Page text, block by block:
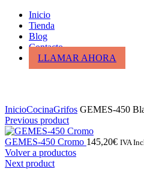
Inicio
Tienda
Blog
Contacto
LLAMAR AHORA
InicioCocinaGrifos GEMES-450
Previous product
GEMES-450 Cromo 145,20€ IVA
Volver a productos
Next product